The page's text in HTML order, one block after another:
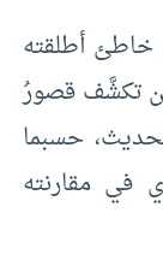
خاطئ أطلقته
تكشَّف قصورُ
حسبما
في مقارنته